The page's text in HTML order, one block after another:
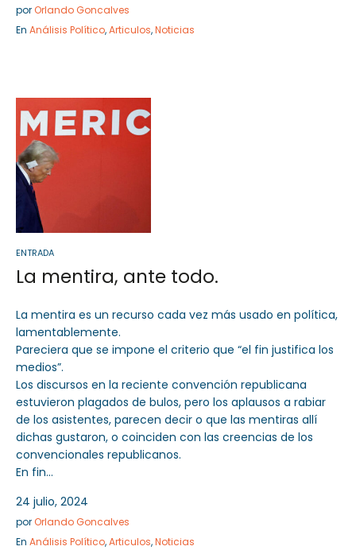
por Orlando Goncalves
En Análisis Político,Articulos,Noticias
ENTRADA
La mentira, ante todo.
La mentira es un recurso cada vez más usado en política,
lamentablemente.
Pareciera que se impone el criterio que “el fin justifica los
medios”.
Los discursos en la reciente convención republicana
estuvieron plagados de bulos, pero los aplausos a rabiar
de los asistentes, parecen decir o que las mentiras allí
dichas gustaron, o coinciden con las creencias de los
convencionales republicanos.
En fin…
24 julio, 2024
por Orlando Goncalves
En Análisis Político,Articulos,Noticias